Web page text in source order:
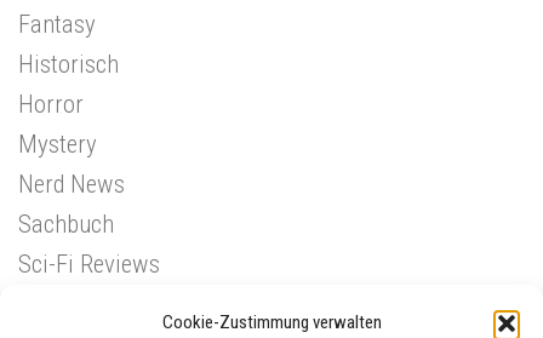
Cookie-Zustimmung verwalten
Fantasy
Historisch
Horror
Mystery
Nerd News
Sachbuch
Sci-Fi Reviews